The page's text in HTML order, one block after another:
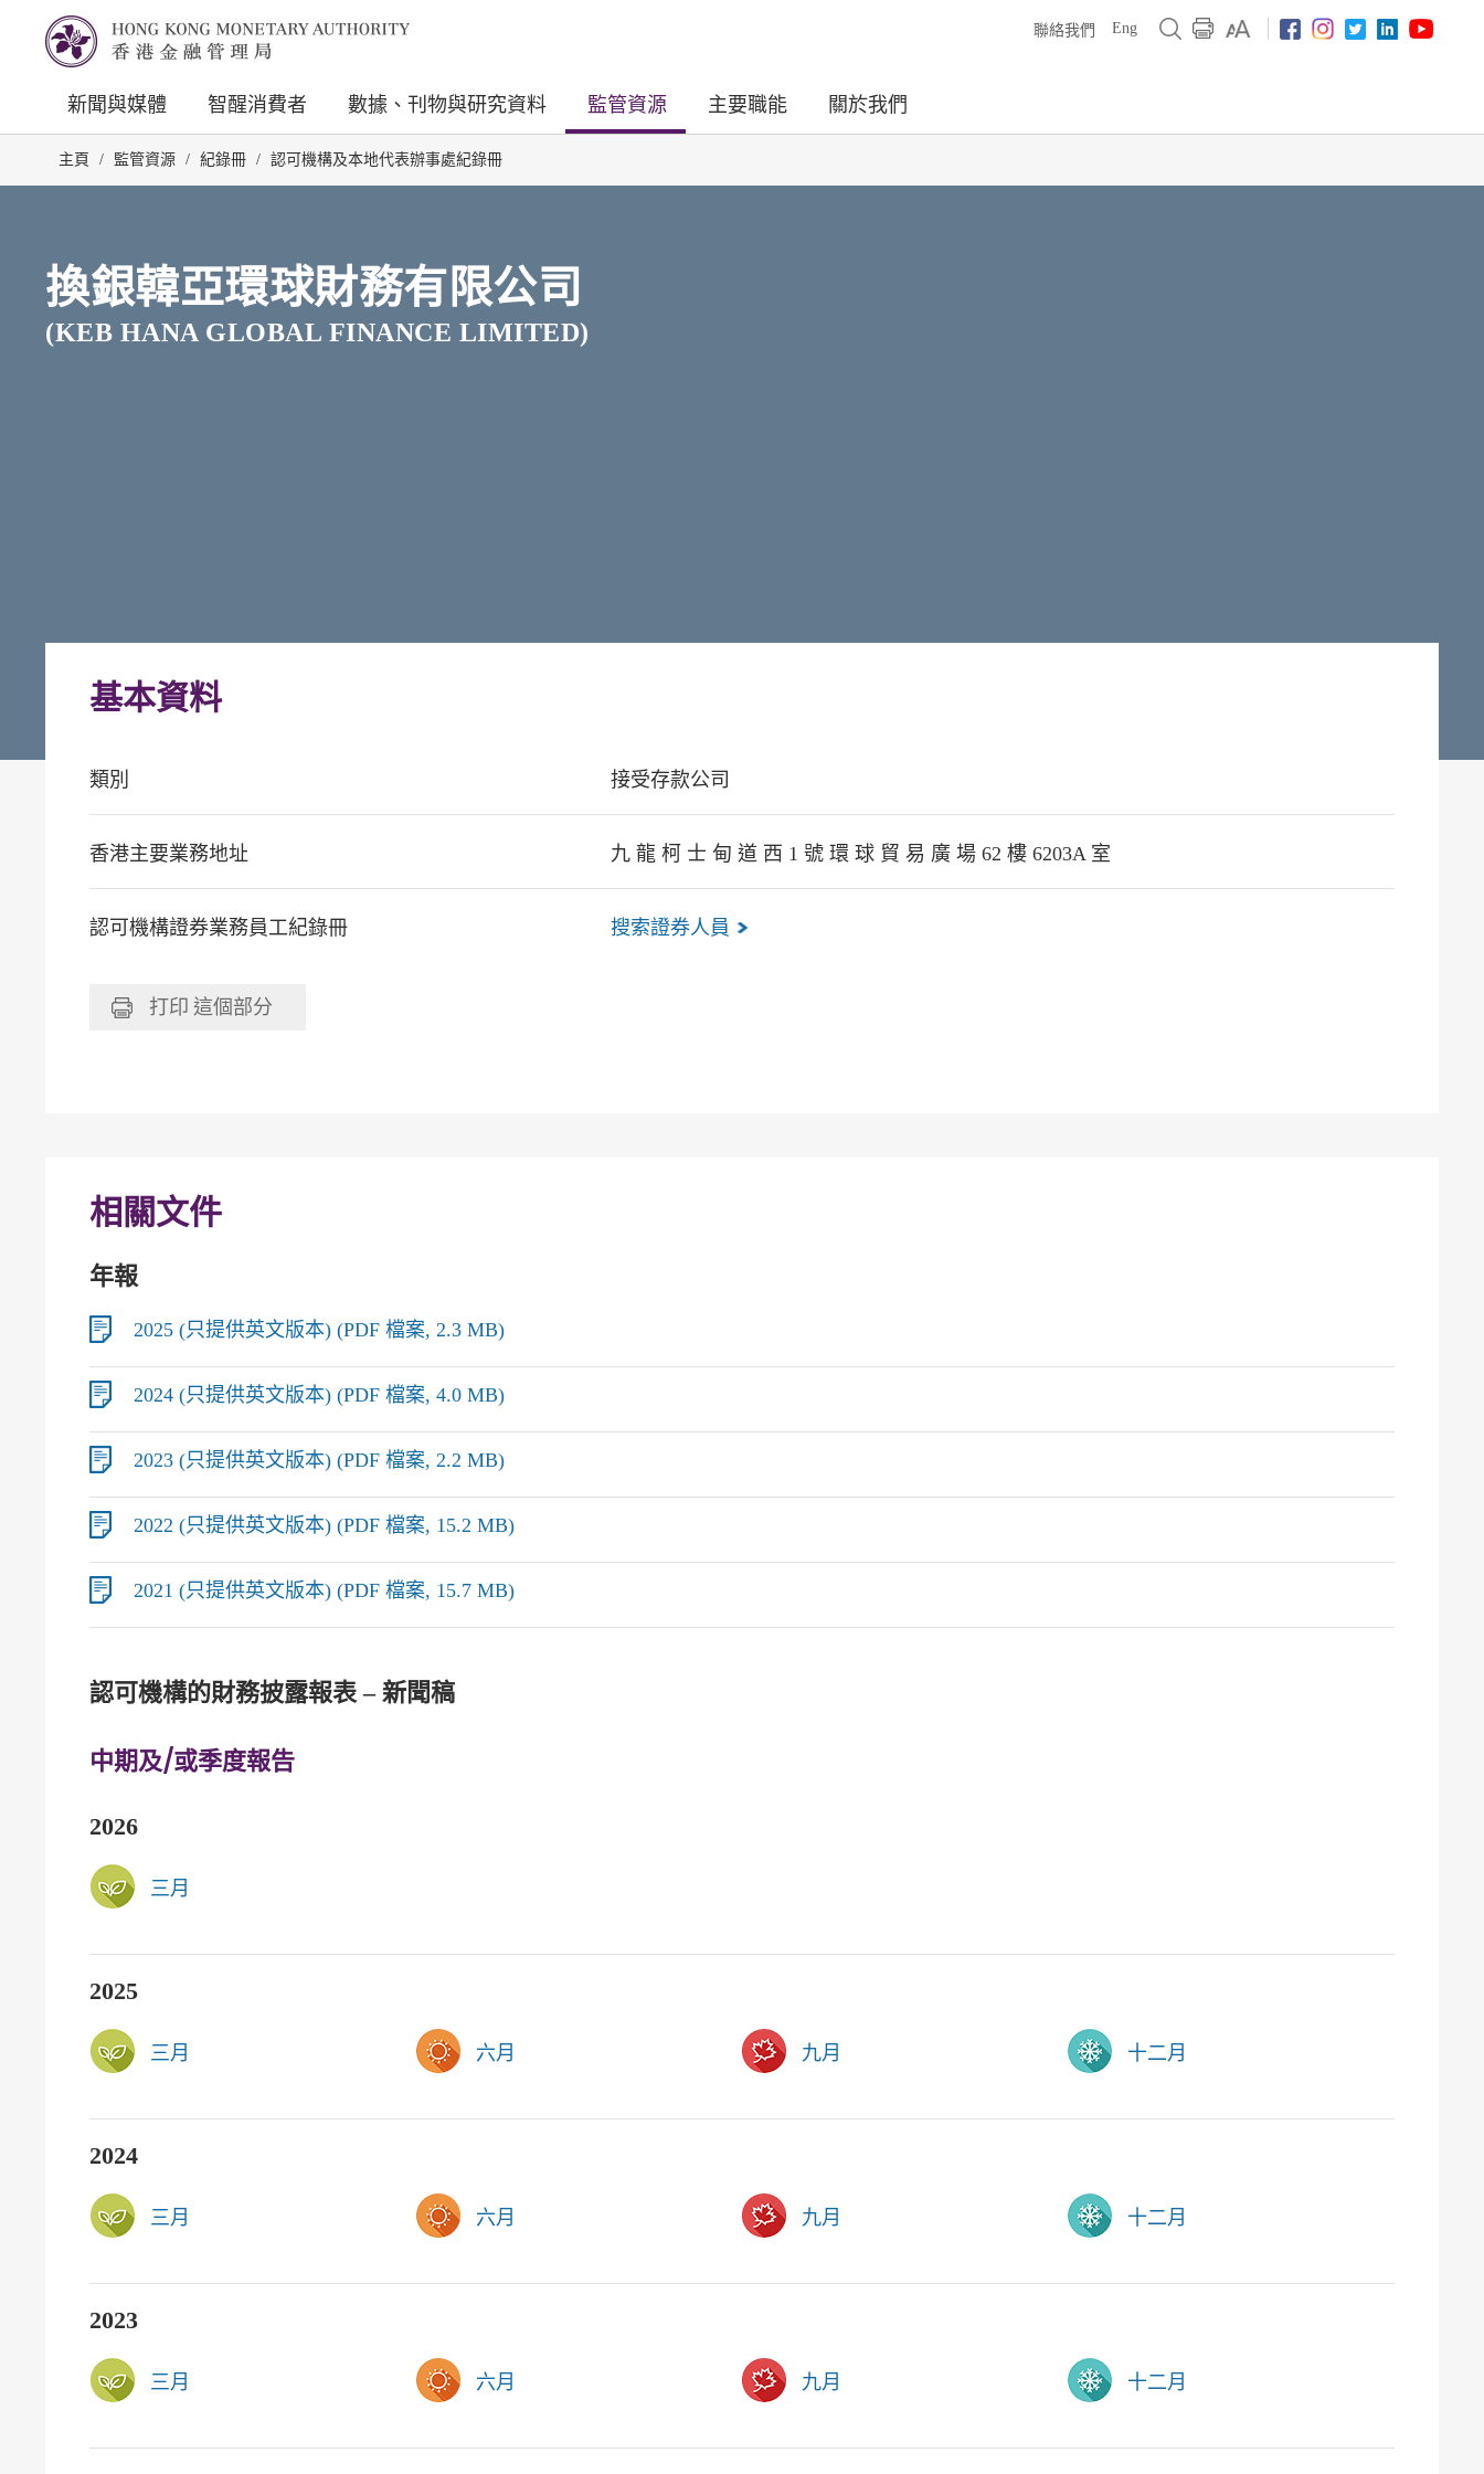
聯絡我們 Eng
新聞與媒體 智醒消費者 數據、刊物與研究資料 監管資源 主要職能 關於我們
主頁 / 監管資源 / 紀錄冊 / 認可機構及本地代表辦事處紀錄冊
換銀韓亞環球財務有限公司
(KEB HANA GLOBAL FINANCE LIMITED)
基本資料
類別 接受存款公司
香港主要業務地址 九 龍 柯 士 甸 道 西 1 號 環 球 貿 易 廣 場 62 樓 6203A 室
認可機構證券業務員工紀錄冊 搜索證券人員
打印 這個部分
相關文件
年報
2025 (只提供英文版本) (PDF 檔案, 2.3 MB)
2024 (只提供英文版本) (PDF 檔案, 4.0 MB)
2023 (只提供英文版本) (PDF 檔案, 2.2 MB)
2022 (只提供英文版本) (PDF 檔案, 15.2 MB)
2021 (只提供英文版本) (PDF 檔案, 15.7 MB)
認可機構的財務披露報表 – 新聞稿
中期及/或季度報告
2026
三月
2025
三月 六月 九月 十二月
2024
三月 六月 九月 十二月
2023
三月 六月 九月 十二月